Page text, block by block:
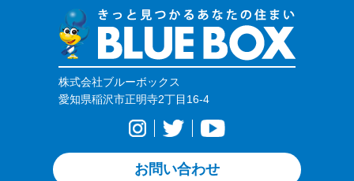
株式会社ブルーボックス
愛知県稲沢市正明寺2丁目16-4
お問い合わせ